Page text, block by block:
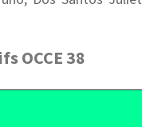
OCCE 38